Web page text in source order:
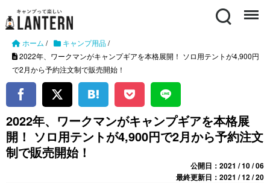
Search Menu
ホーム / キャンプ用品/
2022年、ワークマンがキャンプギアを本格展開！ ソロ用テントが4,900円
で2月から予約注文制で販売開始！
2022年、ワークマンがキャンプギアを本格展
開！ ソロ用テントが4,900円で2月から予約注文
制で販売開始！
公開日：2021 / 10 / 06
最終更新日：2021 / 12 / 20